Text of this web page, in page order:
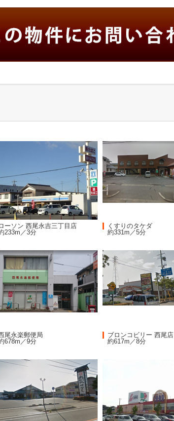
ーソン 西尾永吉三丁目店
233m／3分
くすりのタケダ
約331m／5分
尾永楽郵便局
678m／9分
ブロンコビリー 西尾店
約617m／8分